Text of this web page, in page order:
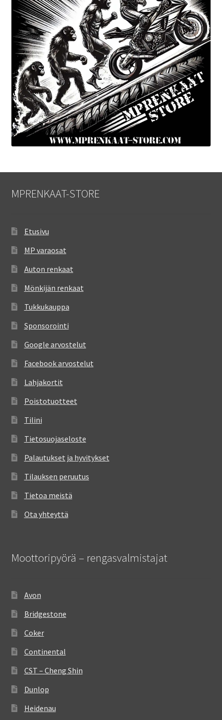
MPRENKAAT-STORE
Etusivu
MP varaosat
Auton renkaat
Mönkijän renkaat
Tukkukauppa
Sponsorointi
Google arvostelut
Facebook arvostelut
Lahjakortit
Poistotuotteet
Tilini
Tietosuojaseloste
Palautukset ja hyvitykset
Tilauksen peruutus
Tietoa meistä
Ota yhteyttä
Moottoripyörä – rengasvalmistajat
Avon
Bridgestone
Coker
Continental
CST – Cheng Shin
Dunlop
Heidenau